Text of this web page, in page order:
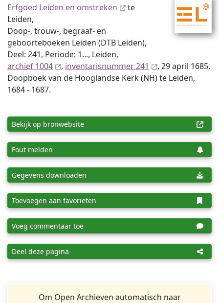
Erfgoed Leiden en omstreken
te
Leiden,
Doop-, trouw-, begraaf- en
geboorteboeken Leiden (DTB Leiden),
Deel: 241, Periode: 1..., Leiden,
archief 1004
, inventaris­num­mer 241
, 29 april 1685,
Doopboek van de Hooglandse Kerk (NH) te Leiden,
1684 - 1687.
Bekijk op bronwebsite
Fout melden
Gegevens downloaden
Toevoegen aan favorieten
Voeg commentaar toe
Deel deze pagina
Om Open Archieven automatisch naar